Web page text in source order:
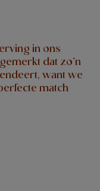
in ons
dat zo’n
want we
match